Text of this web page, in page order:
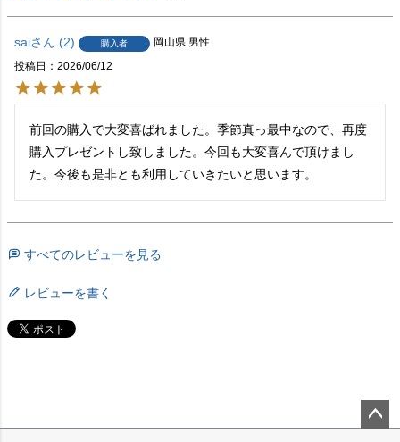
sai 2 購入者 岡山県 男性
投稿日
2026/06/12
前回の購入で大変喜ばれました。季節真っ最中なので、再度
購入プレゼントし致しました。今回も大変喜んで頂けまし
た。今後も是非とも利用していきたいと思います。
すべてのレビューを見る
レビューを書く